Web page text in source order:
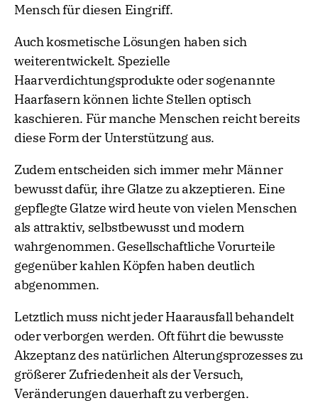
Mensch für diesen Eingriff.
Auch kosmetische Lösungen haben sich
weiterentwickelt. Spezielle
Haarverdichtungsprodukte oder sogenannte
Haarfasern können lichte Stellen optisch
kaschieren. Für manche Menschen reicht bereits
diese Form der Unterstützung aus.
Zudem entscheiden sich immer mehr Männer
bewusst dafür, ihre Glatze zu akzeptieren. Eine
gepflegte Glatze wird heute von vielen Menschen
als attraktiv, selbstbewusst und modern
wahrgenommen. Gesellschaftliche Vorurteile
gegenüber kahlen Köpfen haben deutlich
abgenommen.
Letztlich muss nicht jeder Haarausfall behandelt
oder verborgen werden. Oft führt die bewusste
Akzeptanz des natürlichen Alterungsprozesses zu
größerer Zufriedenheit als der Versuch,
Veränderungen dauerhaft zu verbergen.